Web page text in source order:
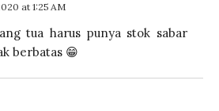
at 1:25 AM
tua harus punya stok sabar
berbatas 😁